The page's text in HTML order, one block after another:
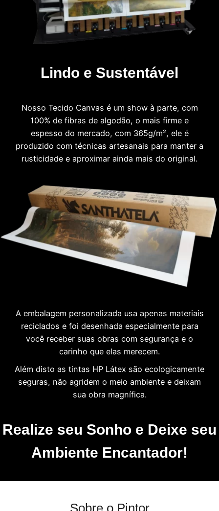
Lindo e Sustentável
Nosso Tecido Canvas é um show à parte, com
100% de fibras de algodão, o mais firme e
espesso do mercado, com 365g/m², ele é
produzido com técnicas artesanais para manter a
rusticidade e aproximar ainda mais do original.
A embalagem personalizada usa apenas materiais
reciclados e foi desenhada especialmente para
você receber suas obras com segurança e o
carinho que elas merecem.
Além disto as tintas HP Látex são ecologicamente
seguras, não agridem o meio ambiente e deixam
sua obra magnífica.
Realize seu Sonho e Deixe seu
Ambiente Encantador!
Sobre o Pintor